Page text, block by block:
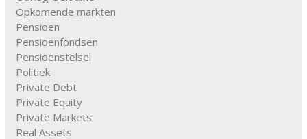
Opkomende markten
Pensioen
Pensioenfondsen
Pensioenstelsel
Politiek
Private Debt
Private Equity
Private Markets
Real Assets